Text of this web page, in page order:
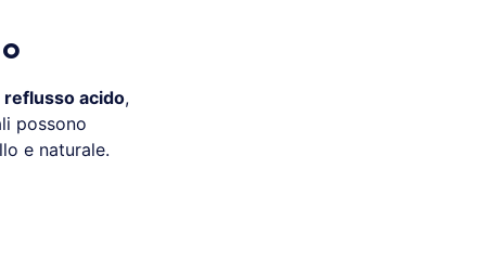
reflusso acido,
possono
e naturale.